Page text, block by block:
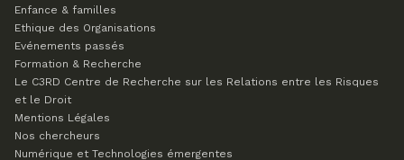
Enfance & familles
Ethique des Organisations
Evénements passés
Formation & Recherche
Le C3RD Centre de Recherche sur les Relations entre les Risques
et le Droit
Mentions Légales
Nos chercheurs
Numérique et Technologies émergentes